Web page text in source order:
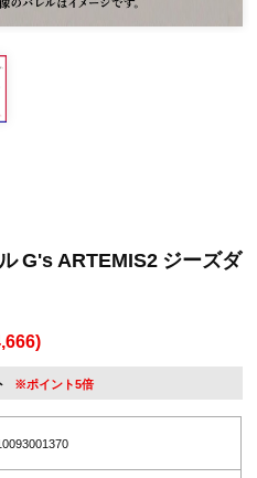
G's ARTEMIS2 ジーズダ
※ポイント5倍